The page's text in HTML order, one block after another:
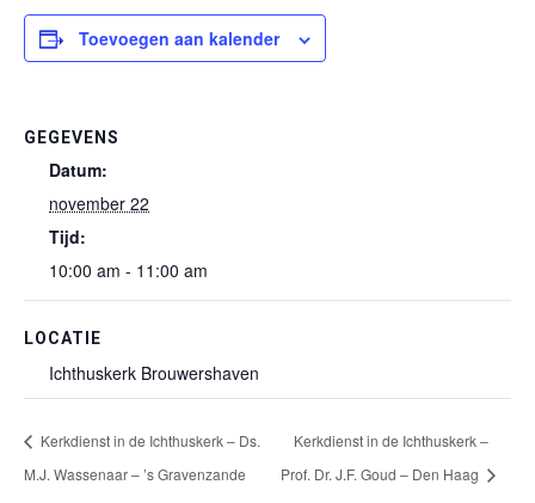
Toevoegen aan kalender
GEGEVENS
Datum:
november 22
Tijd:
10:00 am - 11:00 am
LOCATIE
Ichthuskerk Brouwershaven
Kerkdienst in de Ichthuskerk – Ds.
M.J. Wassenaar – ’s Gravenzande
Kerkdienst in de Ichthuskerk –
Prof. Dr. J.F. Goud – Den Haag